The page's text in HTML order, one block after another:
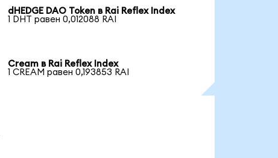
dHEDGE DAO Token в Rai Reflex Index
1 DHT равен 0,012088 RAI
Cream в Rai Reflex Index
1 CREAM равен 0,193853 RAI